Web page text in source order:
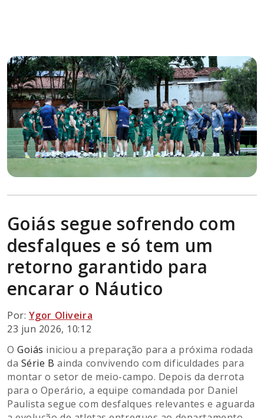
Goiás segue sofrendo com
desfalques e só tem um
retorno garantido para
encarar o Náutico
Por: Ygor Oliveira
23 jun 2026, 10:12
OGoiás iniciou a preparação para a próxima rodada
da Série B ainda convivendo com dificuldades para
montar o setor de meio-campo. Depois da derrota
para o Operário, a equipe comandada por Daniel
Paulista segue com desfalques relevantes e aguarda